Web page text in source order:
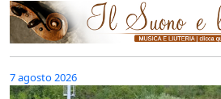
7 agosto 2026